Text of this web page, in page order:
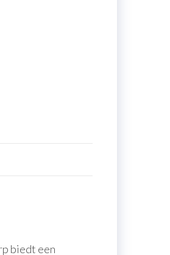
biedt een